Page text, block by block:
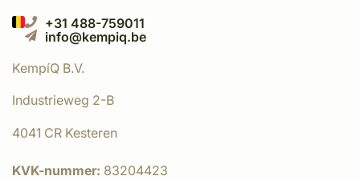
+31 488-759011
info@kempiq.be
KempíQ B.V.
Industrieweg 2-B
4041 CR Kesteren
KVK-nummer: 83204423